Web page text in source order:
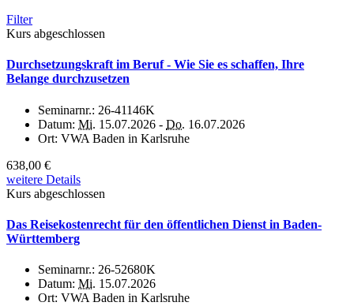
Filter
Kurs abgeschlossen
Durchsetzungskraft im Beruf - Wie Sie es schaffen, Ihre
Belange durchzusetzen
Seminarnr.: 26-41146K
Datum: Mi. 15.07.2026 - Do. 16.07.2026
Ort: VWA Baden in Karlsruhe
638,00 €
weitere Details
Kurs abgeschlossen
Das Reisekostenrecht für den öffentlichen Dienst in Baden-
Württemberg
Seminarnr.: 26-52680K
Datum: Mi. 15.07.2026
Ort: VWA Baden in Karlsruhe